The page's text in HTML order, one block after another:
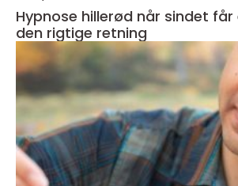
Hypnose hillerød når sindet får et blidt skub i
den rigtige retning